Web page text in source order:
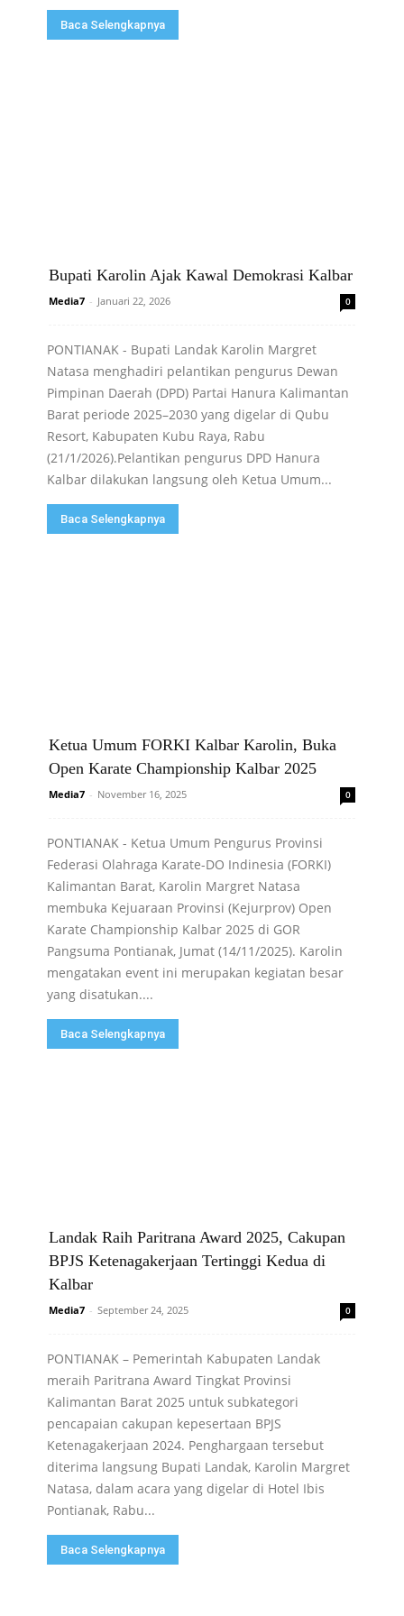
Baca Selengkapnya
Bupati Karolin Ajak Kawal Demokrasi Kalbar
Media7 - Januari 22, 2026 0
PONTIANAK - Bupati Landak Karolin Margret
Natasa menghadiri pelantikan pengurus Dewan
Pimpinan Daerah (DPD) Partai Hanura Kalimantan
Barat periode 2025–2030 yang digelar di Qubu
Resort, Kabupaten Kubu Raya, Rabu
(21/1/2026).Pelantikan pengurus DPD Hanura
Kalbar dilakukan langsung oleh Ketua Umum...
Baca Selengkapnya
Ketua Umum FORKI Kalbar Karolin, Buka
Open Karate Championship Kalbar 2025
Media7 - November 16, 2025 0
PONTIANAK - Ketua Umum Pengurus Provinsi
Federasi Olahraga Karate-DO Indinesia (FORKI)
Kalimantan Barat, Karolin Margret Natasa
membuka Kejuaraan Provinsi (Kejurprov) Open
Karate Championship Kalbar 2025 di GOR
Pangsuma Pontianak, Jumat (14/11/2025). Karolin
mengatakan event ini merupakan kegiatan besar
yang disatukan....
Baca Selengkapnya
Landak Raih Paritrana Award 2025, Cakupan
BPJS Ketenagakerjaan Tertinggi Kedua di
Kalbar
Media7 - September 24, 2025 0
PONTIANAK – Pemerintah Kabupaten Landak
meraih Paritrana Award Tingkat Provinsi
Kalimantan Barat 2025 untuk subkategori
pencapaian cakupan kepesertaan BPJS
Ketenagakerjaan 2024. Penghargaan tersebut
diterima langsung Bupati Landak, Karolin Margret
Natasa, dalam acara yang digelar di Hotel Ibis
Pontianak, Rabu...
Baca Selengkapnya